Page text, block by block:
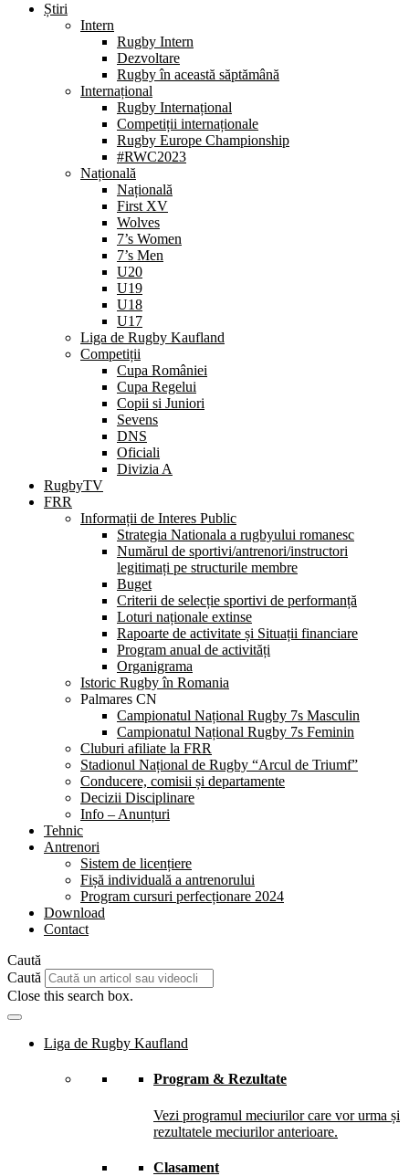
Știri
Intern
Rugby Intern
Dezvoltare
Rugby în această săptămână
Internațional
Rugby Internațional
Competiții internaționale
Rugby Europe Championship
#RWC2023
Națională
Națională
First XV
Wolves
7’s Women
7’s Men
U20
U19
U18
U17
Liga de Rugby Kaufland
Competiții
Cupa României
Cupa Regelui
Copii si Juniori
Sevens
DNS
Oficiali
Divizia A
RugbyTV
FRR
Informații de Interes Public
Strategia Nationala a rugbyului romanesc
Numărul de sportivi/antrenori/instructori
legitimați pe structurile membre
Buget
Criterii de selecție sportivi de performanță
Loturi naționale extinse
Rapoarte de activitate și Situații financiare
Program anual de activități
Organigrama
Istoric Rugby în Romania
Palmares CN
Campionatul Național Rugby 7s Masculin
Campionatul Național Rugby 7s Feminin
Cluburi afiliate la FRR
Stadionul Național de Rugby “Arcul de Triumf”
Conducere, comisii și departamente
Decizii Disciplinare
Info – Anunțuri
Tehnic
Antrenori
Sistem de licențiere
Fișă individuală a antrenorului
Program cursuri perfecționare 2024
Download
Contact
Caută
Caută
Close this search box.
Liga de Rugby Kaufland
Program & Rezultate
Vezi programul meciurilor care vor urma și
rezultatele meciurilor anterioare.
Clasament